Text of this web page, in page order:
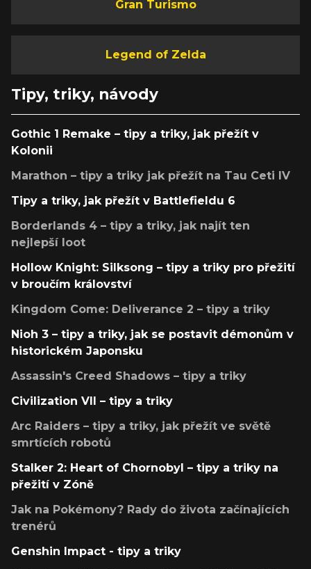
Gran Turismo
Legend of Zelda
Tipy, triky, návody
Gothic 1 Remake – tipy a triky, jak přežít v
Kolonii
Marathon – tipy a triky jak přežít na Tau Ceti IV
Tipy a triky, jak přežít v Battlefieldu 6
Borderlands 4 – tipy a triky, jak najít ten
nejlepší loot
Hollow Knight: Silksong – tipy a triky pro přežití
v broučím království
Kingdom Come: Deliverance 2 – tipy a triky
Nioh 3 – tipy a triky, jak se postavit démonům v
historickém Japonsku
Assassin's Creed Shadows – tipy a triky
Civilization VII – tipy a triky
Arc Raiders – tipy a triky, jak přežít ve světě
smrtících robotů
Stalker 2: Heart of Chornobyl – tipy a triky na
přežití v Zóně
Jak na Pokémony? Rady do života začínajících
trenérů
Genshin Impact - tipy a triky